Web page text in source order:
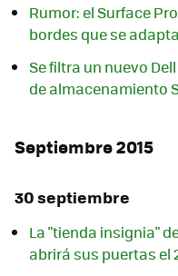
Rumor: el Surface
bordes que se
Se filtra un nuevo Dell
de almacenamiento
Septiembre 2015
30 septiembre
La "tienda insignia"
abrirá sus puertas el